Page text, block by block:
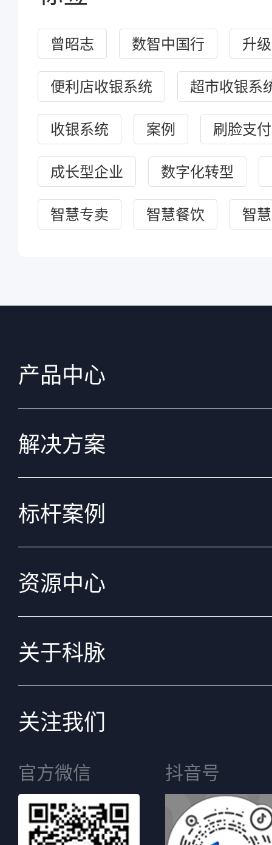
曾昭志 数智中国行 升
便利店收银系统 超市收银系
收银系统 案例 刷脸支付
成长型企业 数字化转型
智慧专卖 智慧餐饮 智
产品中心
解决方案
标杆案例
资源中心
关于科脉
关注我们
官方微信 抖音号